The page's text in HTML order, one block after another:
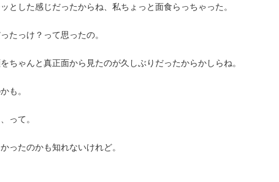
とした感じだったからね、私ちょっと面食らっちゃった。
たっけ？って思ったの。
ちゃんと真正面から見たのが久しぶりだったからかしらね。
も。
って。
ったのかも知れないけれど。